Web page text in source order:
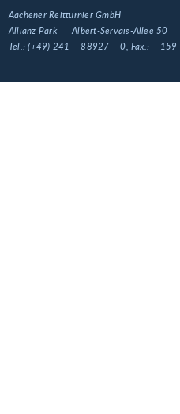
Aachener Reitturnier GmbH
Allianz Park
Albert-Servais-Allee 50
Tel.:(+49) 241 – 88927 – 0 , Fax.: – 159